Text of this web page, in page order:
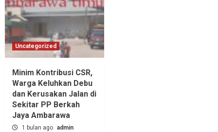
Uncategorized
Minim Kontribusi CSR,
Warga Keluhkan Debu
dan Kerusakan Jalan di
Sekitar PP Berkah
Jaya Ambarawa‎
1 bulan ago admin